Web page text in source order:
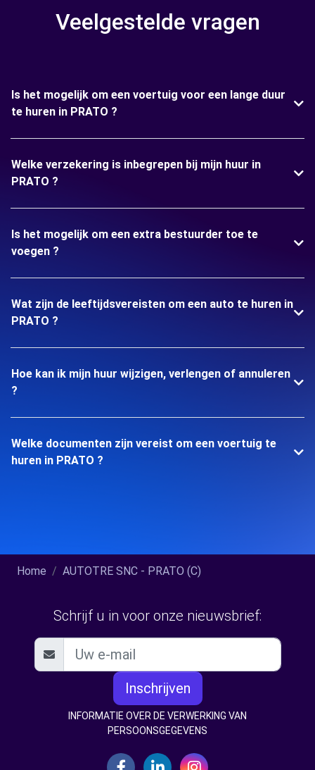
Veelgestelde vragen
Is het mogelijk om een voertuig voor een lange duur
te huren in PRATO ?
Welke verzekering is inbegrepen bij mijn huur in
PRATO ?
Is het mogelijk om een extra bestuurder toe te
voegen ?
Wat zijn de leeftijdsvereisten om een auto te huren in
PRATO ?
Hoe kan ik mijn huur wijzigen, verlengen of annuleren
?
Welke documenten zijn vereist om een voertuig te
huren in PRATO ?
Home AUTOTRE SNC - PRATO (C)
Schrijf u in voor onze nieuwsbrief:
Inschrijven
INFORMATIE OVER DE VERWERKING VAN
PERSOONSGEGEVENS